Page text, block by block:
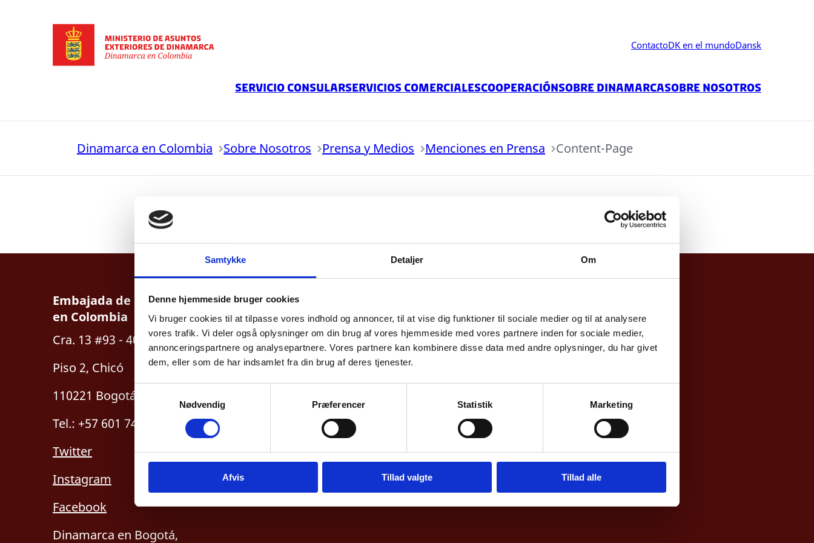
Samtykke Detaljer Om
Denne hjemmeside bruger cookies
Vi bruger cookies til at tilpasse vores indhold og annoncer, til at vise dig funktioner til sociale medier og til at analysere
vores trafik. Vi deler også oplysninger om din brug af vores hjemmeside med vores partnere inden for sociale medier,
annonceringspartnere og analysepartnere. Vores partnere kan kombinere disse data med andre oplysninger, du har givet
dem, eller som de har indsamlet fra din brug af deres tjenester.
S
m
v
Nødvendig Præferencer Statistik Marketing
Afvis Tillad valgte Tillad alle
ContactoDK en el mundoDansk
Servicio consularServicios comercialesCooperaciónSobre DinamarcaSobre Nosotros
Dinamarca en Colombia Sobre Nosotros Prensa y Medios Menciones en Prensa Content-Page
Embajada de Dinamarca
en Colombia
Cra. 13 #93 - 40
Piso 2, Chicó
110221 Bogotá, Colombia
Tel.: +57 601 746 8016
Twitter
Instagram
Facebook
Dinamarca en Bogotá,